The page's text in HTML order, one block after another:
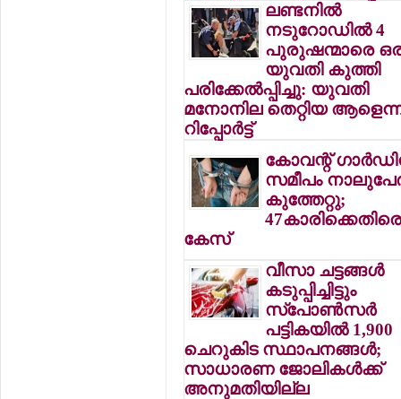
ലണ്ടനില്‍
നടുറോഡില്‍ 4
പുരുഷന്മാരെ
യുവതി കുത്തി
പരിക്കേല്‍പ്പിച്ചു: യുവതി
മനോനില തെറ്റിയ
റിപ്പോര്‍ട്ട്
കോവന്റ്
സമീപം
കുത്തേറ്റു;
കേസ്
വീസാ ചട്ടങ്ങള്‍
കടുപ്പിച്ചിട്ടും
സ്‌പോണ്‍സര്‍
പട്ടികയില്‍ 1,900
ചെറുകിട സ്ഥാപനങ്ങള്‍;
സാധാരണ ജോലികള്‍ക്ക്
അനുമതിയില്ല